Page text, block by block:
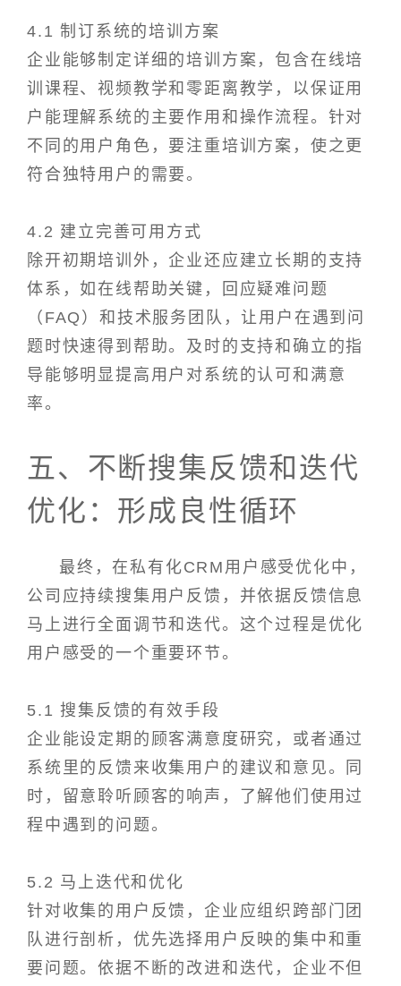
4.1 制订系统的培训方案
企业能够制定详细的培训方案，包含在线培
训课程、视频教学和零距离教学，以保证用
户能理解系统的主要作用和操作流程。针对
不同的用户角色，要注重培训方案，使之更
符合独特用户的需要。
4.2 建立完善可用方式
除开初期培训外，企业还应建立长期的支持
体系，如在线帮助关键，回应疑难问题
（FAQ）和技术服务团队，让用户在遇到问
题时快速得到帮助。及时的支持和确立的指
导能够明显提高用户对系统的认可和满意
率。
五、不断搜集反馈和迭代
优化：形成良性循环
最终，在私有化CRM用户感受优化中，
公司应持续搜集用户反馈，并依据反馈信息
马上进行全面调节和迭代。这个过程是优化
用户感受的一个重要环节。
5.1 搜集反馈的有效手段
企业能设定期的顾客满意度研究，或者通过
系统里的反馈来收集用户的建议和意见。同
时，留意聆听顾客的响声，了解他们使用过
程中遇到的问题。
5.2 马上迭代和优化
针对收集的用户反馈，企业应组织跨部门团
队进行剖析，优先选择用户反映的集中和重
要问题。依据不断的改进和迭代，企业不但